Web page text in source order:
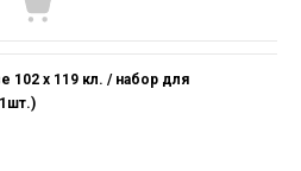
102 х 119 кл. / набор для